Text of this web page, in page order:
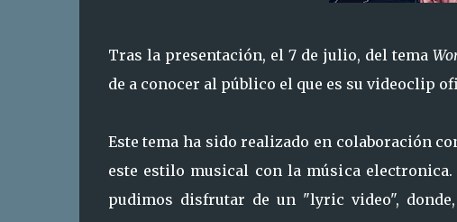
Tras la presentación, el 7 de julio, del tema
de a conocer al público el que es su videoclip
Este tema ha sido realizado en colaboración
este estilo musical con la música
pudimos disfrutar de un "lyric video",